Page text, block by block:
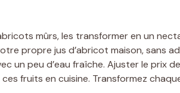
mûrs, les transformer en un
propre jus d’abricot maison, sans
un peu d’eau fraîche. Ajuster le prix
fruits en cuisine. Transformez